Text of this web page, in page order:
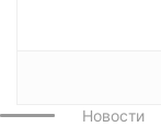
Новости